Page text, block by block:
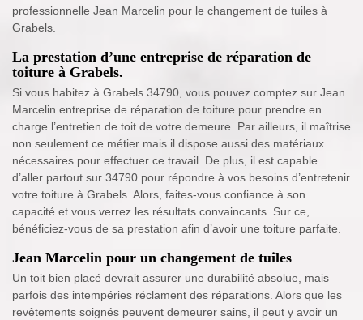
professionnelle Jean Marcelin pour le changement de tuiles à
Grabels.
La prestation d’une entreprise de réparation de
toiture à Grabels.
Si vous habitez à Grabels 34790, vous pouvez comptez sur Jean
Marcelin entreprise de réparation de toiture pour prendre en
charge l’entretien de toit de votre demeure. Par ailleurs, il maîtrise
non seulement ce métier mais il dispose aussi des matériaux
nécessaires pour effectuer ce travail. De plus, il est capable
d’aller partout sur 34790 pour répondre à vos besoins d’entretenir
votre toiture à Grabels. Alors, faites-vous confiance à son
capacité et vous verrez les résultats convaincants. Sur ce,
bénéficiez-vous de sa prestation afin d’avoir une toiture parfaite.
Jean Marcelin pour un changement de tuiles
Un toit bien placé devrait assurer une durabilité absolue, mais
parfois des intempéries réclament des réparations. Alors que les
revêtements soignés peuvent demeurer sains, il peut y avoir un